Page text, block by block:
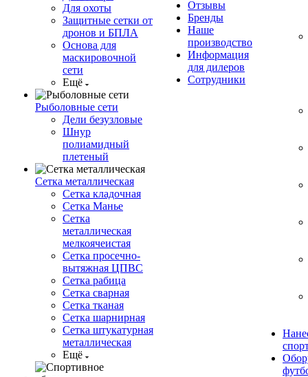
Для охоты
Защитные сетки от
дронов и БПЛА
Основа для
маскировочной
сети
Ещё
Рыболовные сети
Дели безузловые
Шнур
полиамидный
плетеный
Сетка металлическая
Сетка кладочная
Сетка Манье
Сетка
металлическая
мелкоячеистая
Сетка просечно-
вытяжная ЦПВС
Сетка рабица
Сетка сварная
Сетка тканая
Сетка шарнирная
Сетка штукатурная
металлическая
Ещё
Отзывы
Бренды
Наше
производство
Информация
для дилеров
Сотрудники